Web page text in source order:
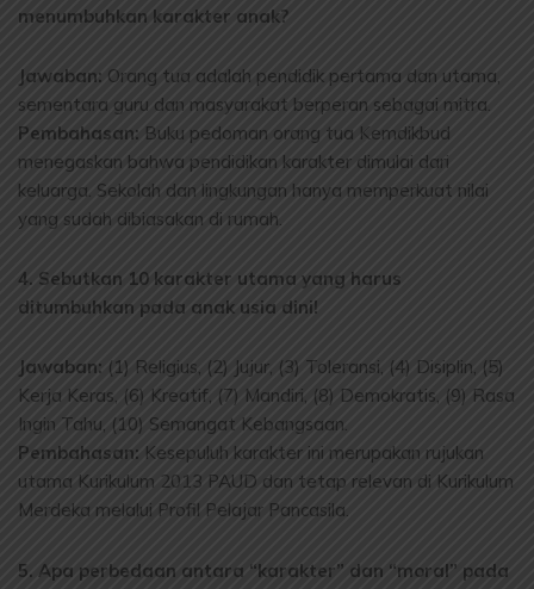
menumbuhkan karakter anak?
Jawaban: Orang tua adalah pendidik pertama dan utama,
sementara guru dan masyarakat berperan sebagai mitra.
Pembahasan: Buku pedoman orang tua Kemdikbud
menegaskan bahwa pendidikan karakter dimulai dari
keluarga. Sekolah dan lingkungan hanya memperkuat nilai
yang sudah dibiasakan di rumah.
4. Sebutkan 10 karakter utama yang harus
ditumbuhkan pada anak usia dini!
Jawaban: (1) Religius, (2) Jujur, (3) Toleransi, (4) Disiplin, (5)
Kerja Keras, (6) Kreatif, (7) Mandiri, (8) Demokratis, (9) Rasa
Ingin Tahu, (10) Semangat Kebangsaan.
Pembahasan: Kesepuluh karakter ini merupakan rujukan
utama Kurikulum 2013 PAUD dan tetap relevan di Kurikulum
Merdeka melalui Profil Pelajar Pancasila.
5. Apa perbedaan antara “karakter” dan “moral” pada